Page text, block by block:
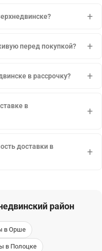
перед покупкой?
в рассрочку?
в
доставки в
район
в Орше
в Полоцке